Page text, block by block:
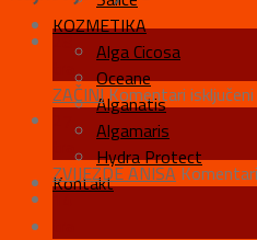
KOZMETIKA
Alga Cicosa
Oceane
Alganatis
Algamaris
Hydra Protect
Kontakt
28
ZAČINIKomentari isključeni
ZVIJEZDE ANISA
14